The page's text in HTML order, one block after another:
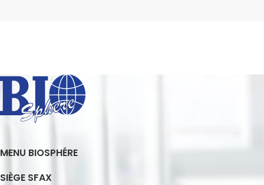
MENU BIOSPHÉRE
SIÈGE SFAX